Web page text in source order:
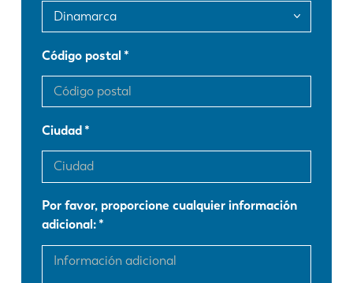
Código postal
Ciudad
Por favor, proporcione cualquier información
adicional:
ES